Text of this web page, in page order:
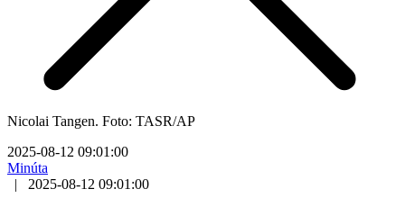
Nicolai Tangen. Foto: TASR/AP
2025-08-12 09:01:00
Minúta
|
2025-08-12 09:01:00